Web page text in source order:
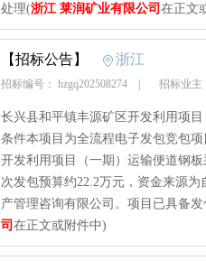
处理(浙江 莱润矿业有限公司 在正文
【招标公告】 浙江
招标编号： hzgq202508274 招标业主
长兴县和平镇丰源矿区开发利用项
条件本项目为全流程电子发包竞包
开发利用项目（一期）运输便道钢
次发包预算约22.2万元，资金来源
产管理咨询有限公司。项目已具备
司 在正文或附件中)